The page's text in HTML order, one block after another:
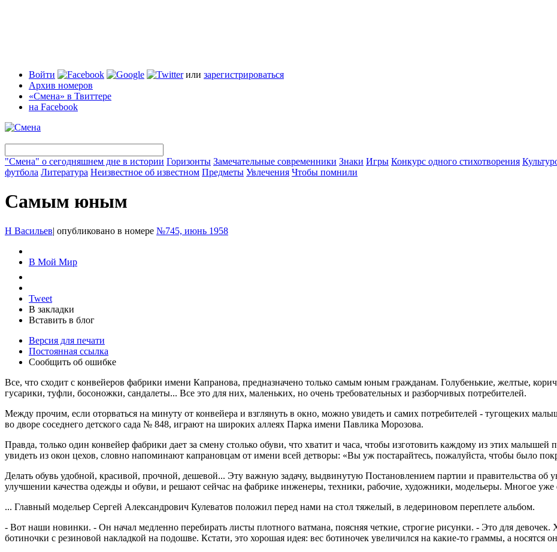
Войти или зарегистрироваться
Архив номеров
«Смена» в Твиттере
на Facebook
"Смена" о сегодняшнем дне в истории Горизонты Замечательные современники Знаки Игры Конкурс одного стихотворения
футбола Литература Неизвестное об известном Предметы Увлечения Чтобы помнили
Самым юным
Н Васильев| опубликовано в номере №745, июнь 1958
В Мой Мир
Tweet
В закладки
Вставить в блог
Версия для печати
Постоянная ссылка
Сообщить об ошибке
Все, что сходит с конвейеров фабрики имени Капранова, предназначено только самым юным гражданам. Голубенькие, желтые,
гусарики, туфли, босоножки, сандалеты... Все это для них, маленьких, но очень требовательных и разборчивых потребителей.
Между прочим, если оторваться на минуту от конвейера и взглянуть в окно, можно увидеть и самих потребителей - тугощеких
во дворе соседнего детского сада № 848, играют на широких аллеях Парка имени Павлика Морозова.
Правда, только один конвейер фабрики дает за смену столько обуви, что хватит и часа, чтобы изготовить каждому из этих
увидеть из окон цехов, словно напоминают капрановцам от имени всей детворы: «Вы уж постарайтесь, пожалуйста, чтобы было
Делать обувь удобной, красивой, прочной, дешевой... Эту важную задачу, выдвинутую Постановлением партии и правительства об
улучшении качества одежды и обуви, и решают сейчас на фабрике инженеры, техники, рабочие, художники, модельеры. Многое уже
... Главный модельер Сергей Александрович Кулеватов положил перед нами на стол тяжелый, в ледериновом переплете альбом.
- Вот наши новинки. - Он начал медленно перебирать листы плотного ватмана, поясняя четкие, строгие рисунки. - Это для
ботиночки с резиновой накладкой на подошве. Кстати, это хорошая идея: вес ботиночек увеличился на какие-то граммы, а носятся